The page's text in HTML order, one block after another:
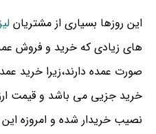
این روزها بسیاری از مشتریان
های زیادی که خرید و فروش
صورت عمده دارند،زیرا خرید
خرید جزیی می باشد و قیمت
نصیب خریدار شده و امروزه